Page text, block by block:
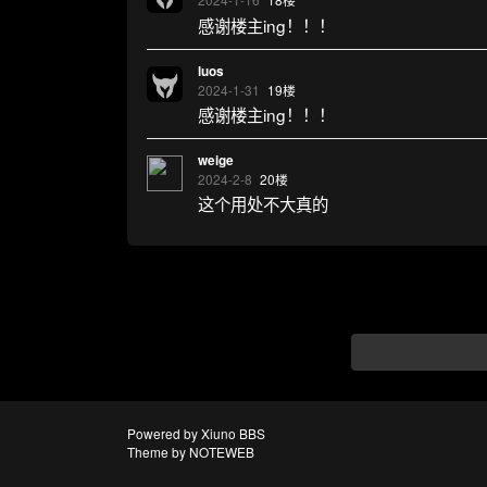
感谢楼主ing！！！
luos
2024-1-31
19楼
感谢楼主ing！！！
weige
2024-2-8 20楼
这个用处不大真的
Powered byXiuno BBS
Theme byNOTEWEB